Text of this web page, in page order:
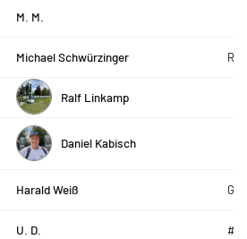
M. M.
Michael Schwürzinger
Ralf Linkamp
Daniel Kabisch
Harald Weiß
U. D.